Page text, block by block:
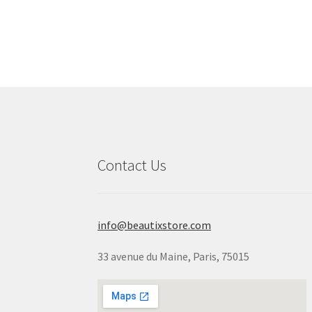
Contact Us
info@beautixstore.com
33 avenue du Maine, Paris, 75015